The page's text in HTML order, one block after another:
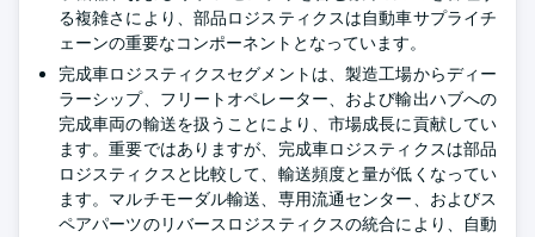
る複雑さにより、部品ロジスティクスは自動車サプライチ
ェーンの重要なコンポーネントとなっています。
完成車ロジスティクスセグメントは、製造工場からディー
ラーシップ、フリートオペレーター、および輸出ハブへの
完成車両の輸送を扱うことにより、市場成長に貢献してい
ます。重要ではありますが、完成車ロジスティクスは部品
ロジスティクスと比較して、輸送頻度と量が低くなってい
ます。マルチモーダル輸送、専用流通センター、およびス
ペアパーツのリバースロジスティクスの統合により、自動